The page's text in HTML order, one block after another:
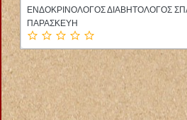
ΚΕΝΤΡΟ ΛΟΓΟΘΕΡΑΠΕΙΑΣ
ΑΛΕΞΑΝΔΡΕΙΑ ΗΜΑΘΙΑ ΚΕΦΑΛΑΣ